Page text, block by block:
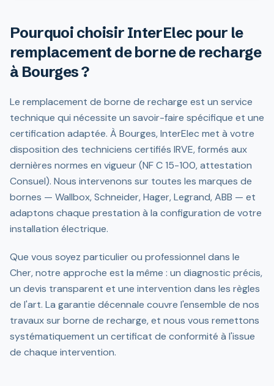
Pourquoi choisir InterElec pour le
remplacement de borne de recharge
à Bourges ?
Le remplacement de borne de recharge est un service
technique qui nécessite un savoir-faire spécifique et une
certification adaptée. À Bourges, InterElec met à votre
disposition des techniciens certifiés IRVE, formés aux
dernières normes en vigueur (NF C 15-100, attestation
Consuel). Nous intervenons sur toutes les marques de
bornes — Wallbox, Schneider, Hager, Legrand, ABB — et
adaptons chaque prestation à la configuration de votre
installation électrique.
Que vous soyez particulier ou professionnel dans le
Cher, notre approche est la même : un diagnostic précis,
un devis transparent et une intervention dans les règles
de l'art. La garantie décennale couvre l'ensemble de nos
travaux sur borne de recharge, et nous vous remettons
systématiquement un certificat de conformité à l'issue
de chaque intervention.